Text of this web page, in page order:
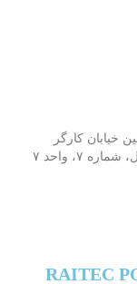
خیابان کارگر
۷، واحد ۷
RAITEC